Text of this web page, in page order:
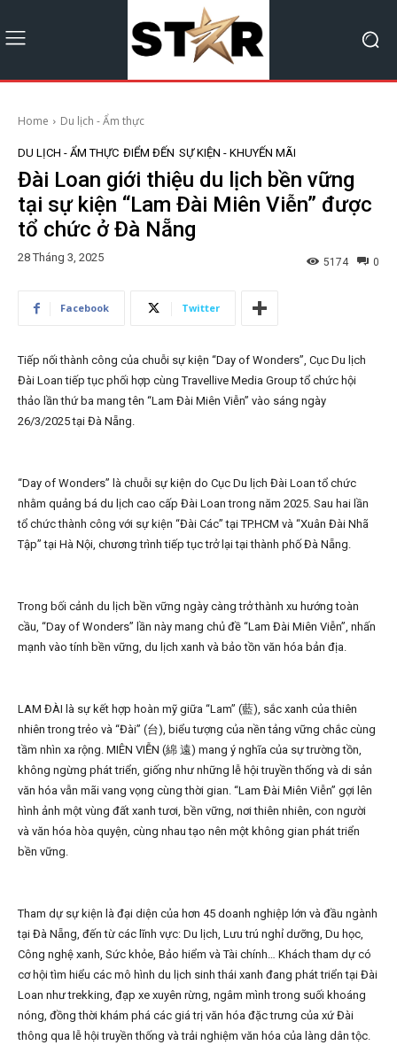
Home Du lịch - Ẩm thực
DU LỊCH - ẨM THỰC ĐIỂM ĐẾN SỰ KIỆN - KHUYẾN MÃI
Đài Loan giới thiệu du lịch bền vững
tại sự kiện “Lam Đài Miên Viễn” được
tổ chức ở Đà Nẵng
28 Tháng 3, 2025 0
5174
Facebook Twitter
Tiếp nối thành công của chuỗi sự kiện “Day of Wonders”, Cục Du lịch
Đài Loan tiếp tục phối hợp cùng Travellive Media Group tổ chức hội
thảo lần thứ ba mang tên “Lam Đài Miên Viễn” vào sáng ngày
26/3/2025 tại Đà Nẵng.
“Day of Wonders” là chuỗi sự kiện do Cục Du lịch Đài Loan tổ chức
nhằm quảng bá du lịch cao cấp Đài Loan trong năm 2025. Sau hai lần
tổ chức thành công với sự kiện “Đài Các” tại TP.HCM và “Xuân Đài Nhã
Tập” tại Hà Nội, chương trình tiếp tục trở lại tại thành phố Đà Nẵng.
Trong bối cảnh du lịch bền vững ngày càng trở thành xu hướng toàn
cầu, “Day of Wonders” lần này mang chủ đề “Lam Đài Miên Viễn”, nhấn
mạnh vào tính bền vững, du lịch xanh và bảo tồn văn hóa bản địa.
LAM ĐÀI là sự kết hợp hoàn mỹ giữa “Lam” (藍), sắc xanh của thiên
nhiên trong trẻo và “Đài” (台), biểu tượng của nền tảng vững chắc cùng
tầm nhìn xa rộng. MIÊN VIỄN (綿 遠) mang ý nghĩa của sự trường tồn,
không ngừng phát triển, giống như những lễ hội truyền thống và di sản
văn hóa vẫn mãi vang vọng cùng thời gian. “Lam Đài Miên Viễn” gợi lên
hình ảnh một vùng đất xanh tươi, bền vững, nơi thiên nhiên, con người
và văn hóa hòa quyện, cùng nhau tạo nên một không gian phát triển
bền vững.
Tham dự sự kiện là đại diện của hơn 45 doanh nghiệp lớn và đầu ngành
tại Đà Nẵng, đến từ các lĩnh vực: Du lịch, Lưu trú nghỉ dưỡng, Du học,
Công nghệ xanh, Sức khỏe, Bảo hiểm và Tài chính… Khách tham dự có
cơ hội tìm hiểu các mô hình du lịch sinh thái xanh đang phát triển tại Đài
Loan như trekking, đạp xe xuyên rừng, ngâm mình trong suối khoáng
nóng, đồng thời khám phá các giá trị văn hóa đặc trưng của xứ Đài
thông qua lễ hội truyền thống và trải nghiệm văn hóa của làng dân tộc.